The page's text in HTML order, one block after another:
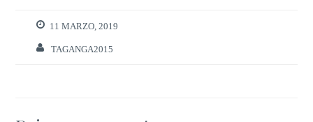
11 MARZO, 2019
TAGANGA2015